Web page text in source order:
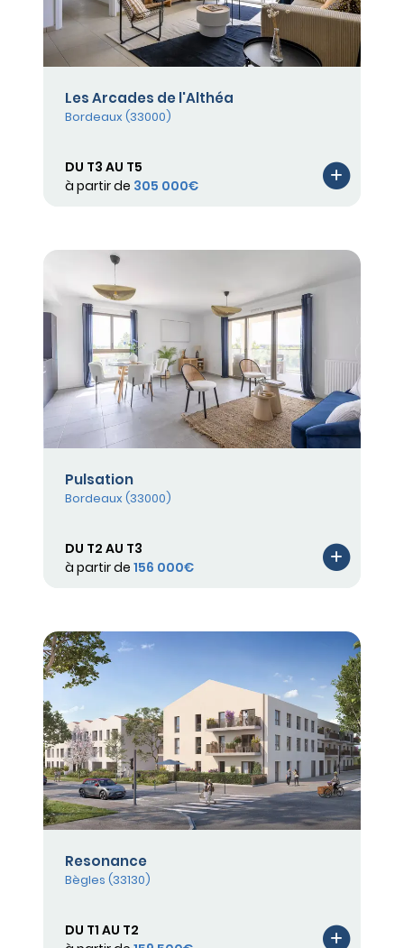
Les Arcades de l'Althéa
Bordeaux (33000)
DU T3 AU T5
à partir de 305 000€
Pulsation
Bordeaux (33000)
DU T2 AU T3
à partir de 156 000€
Resonance
Bègles (33130)
DU T1 AU T2